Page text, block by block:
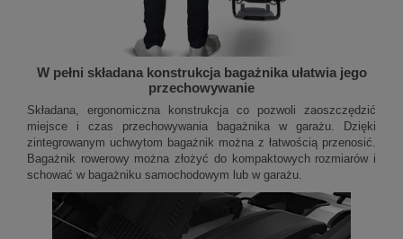
W pełni składana konstrukcja bagażnika ułatwia jego
przechowywanie
Składana, ergonomiczna konstrukcja co pozwoli zaoszczędzić
miejsce i czas przechowywania bagażnika w garażu. Dzięki
zintegrowanym uchwytom bagażnik można z łatwością przenosić.
Bagażnik rowerowy można złożyć do kompaktowych rozmiarów i
schować w bagażniku samochodowym lub w garażu.